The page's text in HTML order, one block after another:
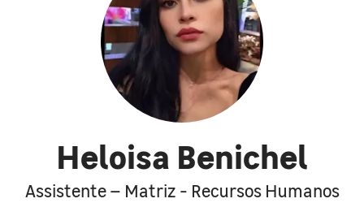
Heloisa Benichel
Assistente – Matriz - Recursos Humanos